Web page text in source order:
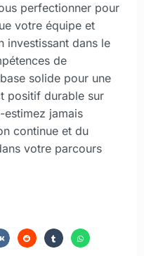
perfectionner pour
votre équipe et
investissant dans le
de
solide pour une
positif durable sur
jamais
continue et du
votre parcours